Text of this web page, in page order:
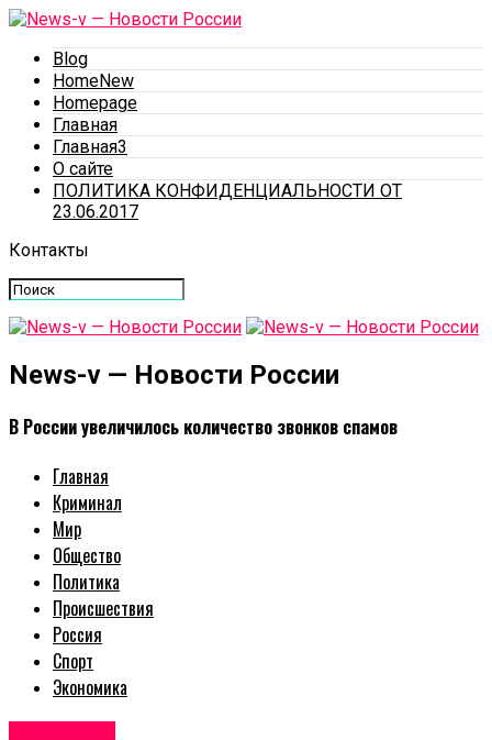
Blog
HomeNew
Homepage
Главная
Главная3
О сайте
ПОЛИТИКА КОНФИДЕНЦИАЛЬНОСТИ ОТ
23.06.2017
Контакты
News-v — Новости России
В России увеличилось количество звонков спамов
Главная
Криминал
Мир
Общество
Политика
Происшествия
Россия
Спорт
Экономика